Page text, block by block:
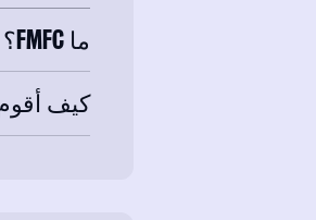
ما FMFC؟
كيف